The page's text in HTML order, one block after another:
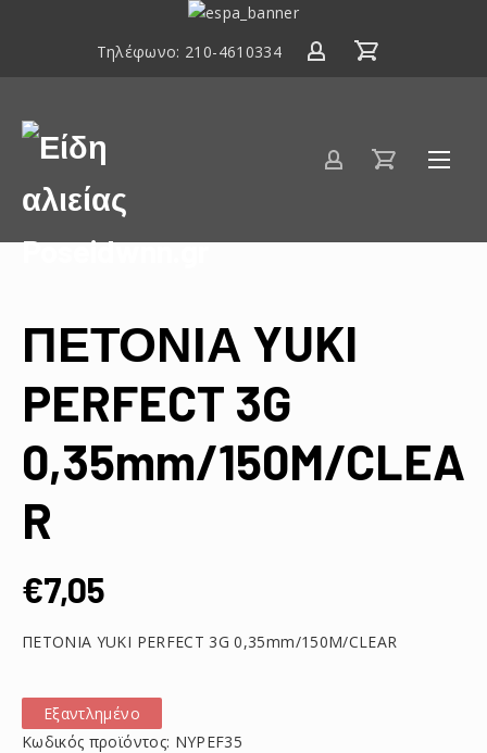
ΕΣΠΑ
2020
Τηλέφωνο: 210-4610334
Είδη
αλιείας
Poseidwnn.gr
ΠΕΤΟΝΙΑ YUKI
PERFECT 3G
0,35mm/150M/CLEA
R
€7,05
ΠΕΤΟΝΙΑ YUKI PERFECT 3G 0,35mm/150M/CLEAR
Εξαντλημένο
Κωδικός προϊόντος: NYPEF35